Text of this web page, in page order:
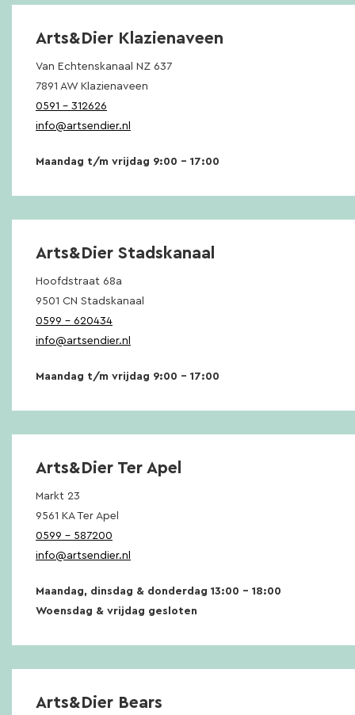
Arts&Dier Klazienaveen
Van Echtenskanaal NZ 637
7891 AW Klazienaveen
0591 – 312626
info@artsendier.nl
Maandag t/m vrijdag 9:00 – 17:00
Arts&Dier Stadskanaal
Hoofdstraat 68a
9501 CN Stadskanaal
0599 – 620434
info@artsendier.nl
Maandag t/m vrijdag 9:00 – 17:00
Arts&Dier Ter Apel
Markt 23
9561 KA Ter Apel
0599 – 587200
info@artsendier.nl
Maandag, dinsdag & donderdag 13:00 – 18:00
Woensdag & vrijdag gesloten
Arts&Dier Bears